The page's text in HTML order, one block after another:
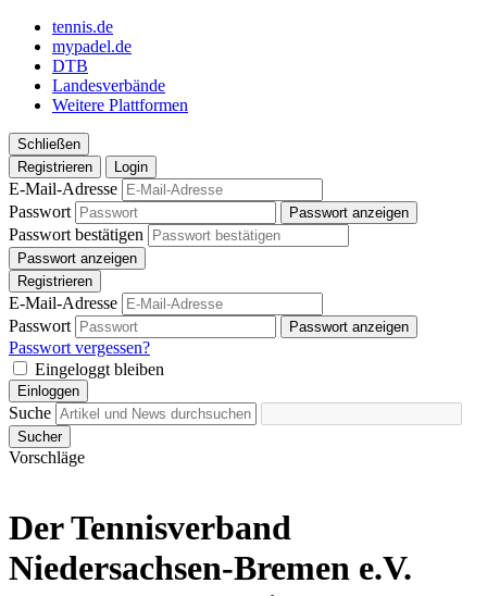
tennis.de
mypadel.de
DTB
Landesverbände
Weitere Plattformen
Schließen
Registrieren
Login
E-Mail-Adresse
Passwort
Passwort anzeigen
Passwort bestätigen
Passwort anzeigen
Registrieren
E-Mail-Adresse
Passwort
Passwort anzeigen
Passwort vergessen?
Eingeloggt bleiben
Einloggen
Suche
Sucher
Vorschläge
Der Tennisverband
Niedersachsen-Bremen e.V.